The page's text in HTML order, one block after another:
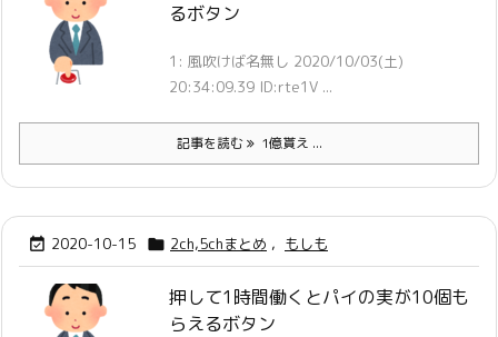
るボタン
1: 風吹けば名無し 2020/10/03(土)
20:34:09.39 ID:rte1V ...
記事を読む 1億貰え ...
 2020-10-15  2ch,5chまとめ , もしも
押して1時間働くとパイの実が10個も
らえるボタン